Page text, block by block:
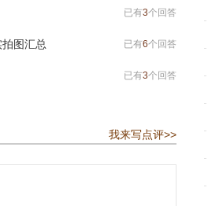
已有3个回答
图汇总 已有6个回答
已有3个回答
我来写点评>>